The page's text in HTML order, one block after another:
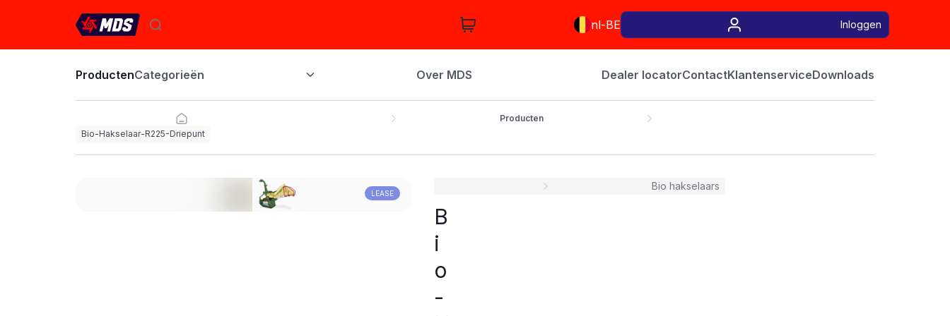
nl-BE Inloggen
ProductenCategorieën Over MDS Dealer locatorContactKlantenserviceDownloads
Producten
Bio-Hakselaar-R225-Driepunt
LEASE
Bio hakselaars
B
i
o
-